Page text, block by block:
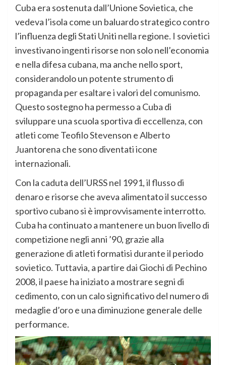
Cuba era sostenuta dall’Unione Sovietica, che
vedeva l’isola come un baluardo strategico contro
l’influenza degli Stati Uniti nella regione. I sovietici
investivano ingenti risorse non solo nell’economia
e nella difesa cubana, ma anche nello sport,
considerandolo un potente strumento di
propaganda per esaltare i valori del comunismo.
Questo sostegno ha permesso a Cuba di
sviluppare una scuola sportiva di eccellenza, con
atleti come Teofilo Stevenson e Alberto
Juantorena che sono diventati icone
internazionali.
Con la caduta dell’URSS nel 1991, il flusso di
denaro e risorse che aveva alimentato il successo
sportivo cubano si è improvvisamente interrotto.
Cuba ha continuato a mantenere un buon livello di
competizione negli anni ’90, grazie alla
generazione di atleti formatisi durante il periodo
sovietico. Tuttavia, a partire dai Giochi di Pechino
2008, il paese ha iniziato a mostrare segni di
cedimento, con un calo significativo del numero di
medaglie d’oro e una diminuzione generale delle
performance.